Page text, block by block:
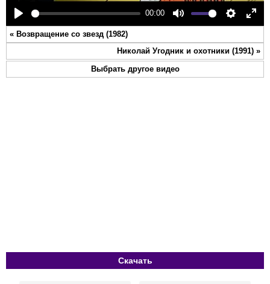
Play
00:00
Mute Settings
« Возвращение со звезд (1982)
Николай Угодник и охотники (1991) »
Выбрать другое видео
Скачать